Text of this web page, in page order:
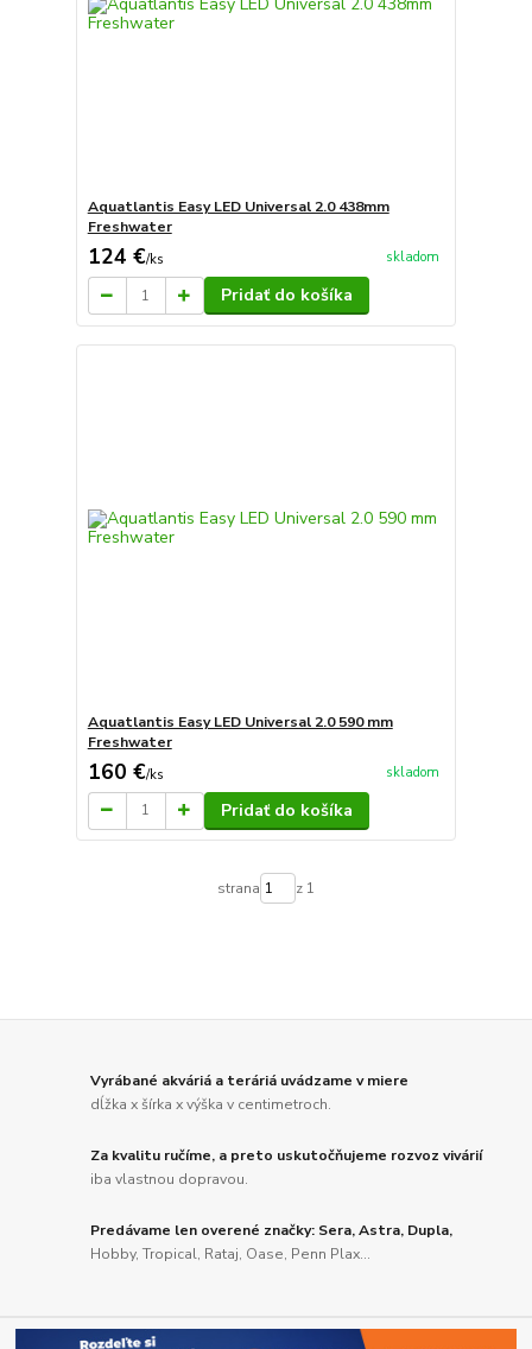
Aquatlantis Easy LED Universal 2.0 438mm
Freshwater
124 €/ks skladom
Pridať do košíka
Aquatlantis Easy LED Universal 2.0 590 mm
Freshwater
160 €/ks skladom
Pridať do košíka
strana z 1
Vyrábané akváriá a teráriá uvádzame v miere
dĺžka x šírka x výška v centimetroch.
Za kvalitu ručíme, a preto uskutočňujeme rozvoz vivárií
iba vlastnou dopravou.
Predávame len overené značky: Sera, Astra, Dupla,
Hobby, Tropical, Rataj, Oase, Penn Plax...